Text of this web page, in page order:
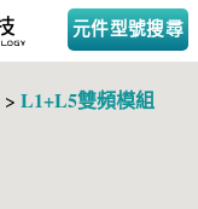
元件型號搜尋
>L1+L5雙頻模組